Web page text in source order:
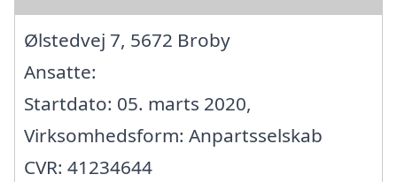
Ølstedvej 7, 5672 Broby
Ansatte:
Startdato: 05. marts 2020,
Virksomhedsform: Anpartsselskab
CVR: 41234644